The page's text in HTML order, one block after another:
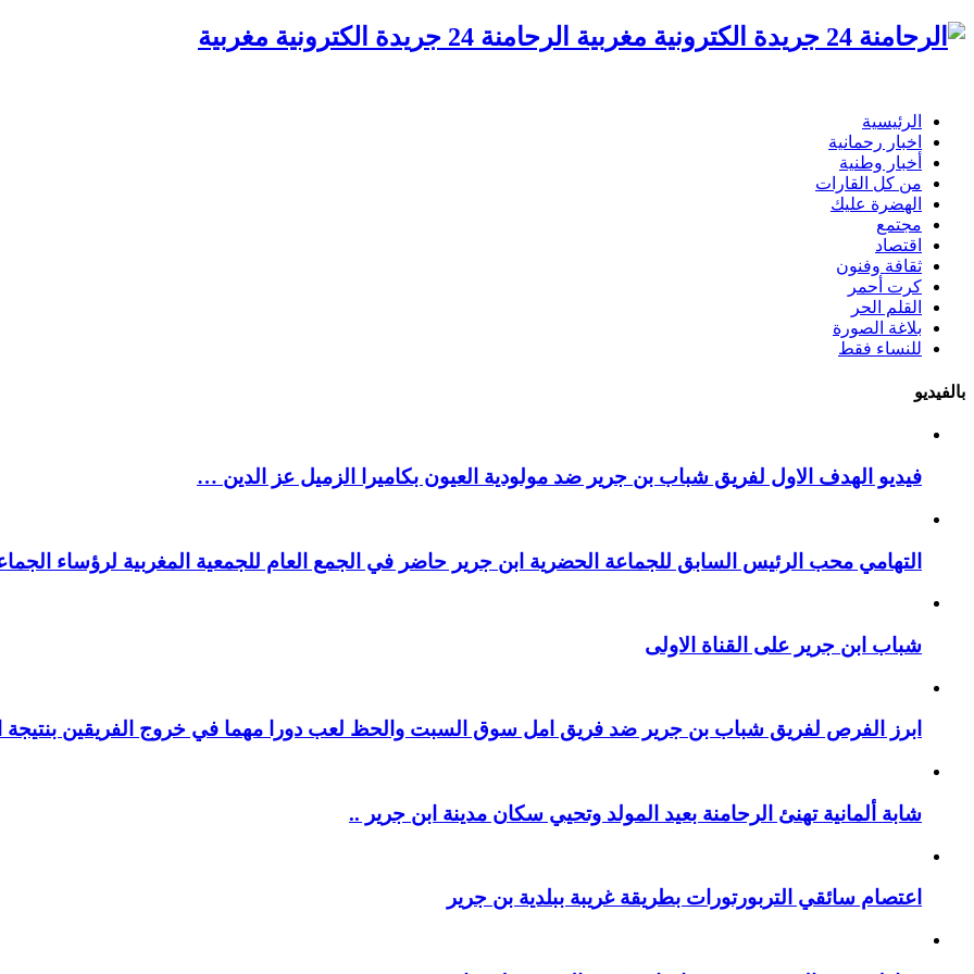
الرحامنة 24 جريدة الكترونية مغربية
الرئيسية
اخبار رحمانية
أخبار وطنية
من كل القارات
الهضرة عليك
مجتمع
اقتصاد
ثقافة وفنون
كرت أحمر
القلم الحر
بلاغة الصورة
للنساء فقط
بالفيديو
فيديو الهدف الاول لفريق شباب بن جرير ضد مولودية العيون بكاميرا الزميل عز الدين …
التهامي محب الرئيس السابق للجماعة الحضرية ابن جرير حاضر في الجمع العام للجمعية المغربية لرؤساء
شباب ابن جرير على القناة الاولى
ابرز الفرص لفريق شباب بن جرير ضد فريق امل سوق السبت والحظ لعب دورا مهما في خروج الفريقين بنتيجة
شابة ألمانية تهنئ الرحامنة بعيد المولد وتحيي سكان مدينة ابن جرير ..
اعتصام سائقي التربورتورات بطريقة غريبة ببلدية بن جرير